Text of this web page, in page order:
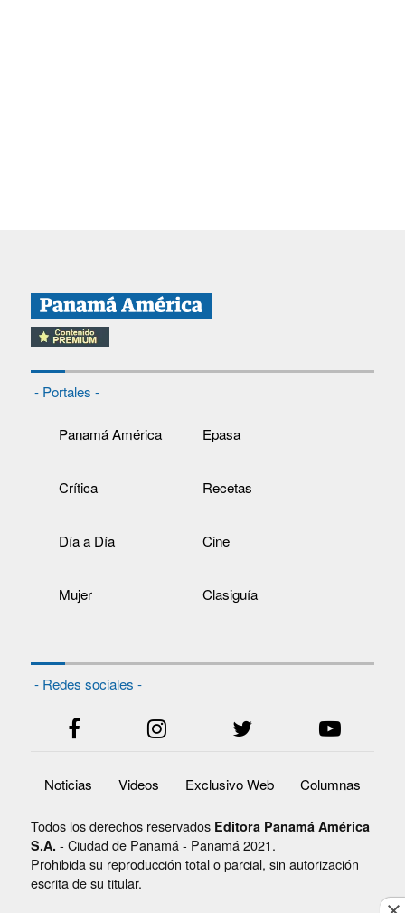
- Portales -
Panamá América Epasa
Crítica Recetas
Día a Día Cine
Mujer Clasiguía
- Redes sociales -
Noticias Videos Exclusivo Web Columnas
Todos los derechos reservados Editora Panamá América
S.A. - Ciudad de Panamá - Panamá 2021.
Prohibida su reproducción total o parcial, sin autorización
escrita de su titular.